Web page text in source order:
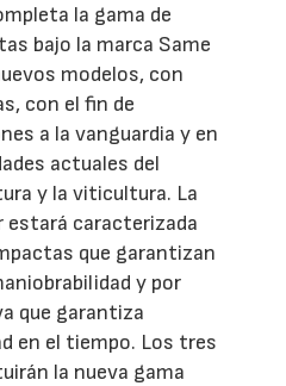
la gama de
bajo la marca Same
modelos, con
con el fin de
a la vanguardia y en
actuales del
y la viticultura. La
estará caracterizada
que garantizan
y por
que garantiza
en el tiempo. Los tres
la nueva gama